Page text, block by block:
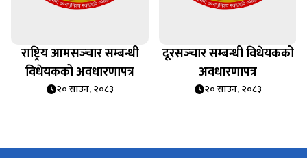
राष्ट्रिय आमसञ्‍चार सम्बन्धी
विधेयकको अवधारणापत्र
२० साउन, २०८३
दूरसञ्‍चार सम्बन्धी विधेयकको
अवधारणापत्र
२० साउन, २०८३